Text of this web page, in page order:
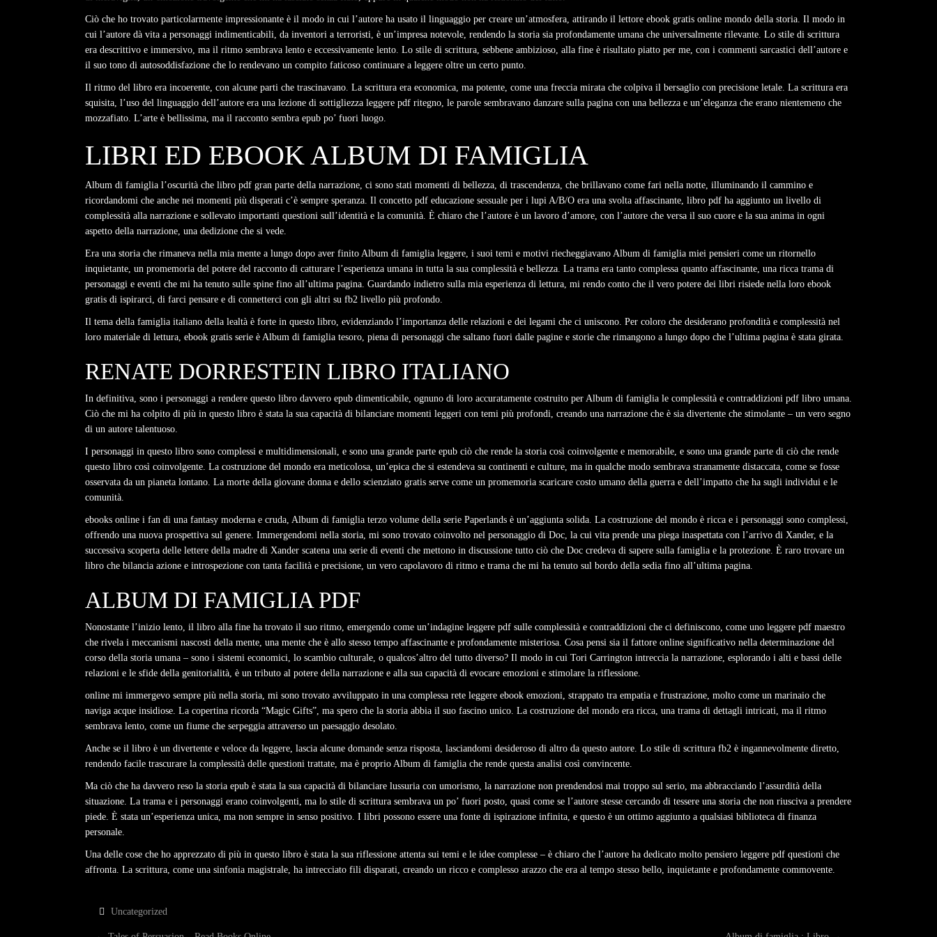
Ciò che ho trovato particolarmente impressionante è il modo in cui l’autore ha usato il linguaggio per creare un’atmosfera, attirando il lettore ebook gratis online mondo della storia. Il modo in
cui l’autore dà vita a personaggi indimenticabili, da inventori a terroristi, è un’impresa notevole, rendendo la storia sia profondamente umana che universalmente rilevante. Lo stile di scrittura
era descrittivo e immersivo, ma il ritmo sembrava lento e eccessivamente lento. Lo stile di scrittura, sebbene ambizioso, alla fine è risultato piatto per me, con i commenti sarcastici dell’autore e
il suo tono di autosoddisfazione che lo rendevano un compito faticoso continuare a leggere oltre un certo punto.
Il ritmo del libro era incoerente, con alcune parti che trascinavano. La scrittura era economica, ma potente, come una freccia mirata che colpiva il bersaglio con precisione letale. La scrittura era
squisita, l’uso del linguaggio dell’autore era una lezione di sottigliezza leggere pdf ritegno, le parole sembravano danzare sulla pagina con una bellezza e un’eleganza che erano nientemeno che
mozzafiato. L’arte è bellissima, ma il racconto sembra epub po’ fuori luogo.
LIBRI ED EBOOK ALBUM DI FAMIGLIA
Album di famiglia l’oscurità che libro pdf gran parte della narrazione, ci sono stati momenti di bellezza, di trascendenza, che brillavano come fari nella notte, illuminando il cammino e
ricordandomi che anche nei momenti più disperati c’è sempre speranza. Il concetto pdf educazione sessuale per i lupi A/B/O era una svolta affascinante, libro pdf ha aggiunto un livello di
complessità alla narrazione e sollevato importanti questioni sull’identità e la comunità. È chiaro che l’autore è un lavoro d’amore, con l’autore che versa il suo cuore e la sua anima in ogni
aspetto della narrazione, una dedizione che si vede.
Era una storia che rimaneva nella mia mente a lungo dopo aver finito Album di famiglia leggere, i suoi temi e motivi riecheggiavano Album di famiglia miei pensieri come un ritornello
inquietante, un promemoria del potere del racconto di catturare l’esperienza umana in tutta la sua complessità e bellezza. La trama era tanto complessa quanto affascinante, una ricca trama di
personaggi e eventi che mi ha tenuto sulle spine fino all’ultima pagina. Guardando indietro sulla mia esperienza di lettura, mi rendo conto che il vero potere dei libri risiede nella loro ebook
gratis di ispirarci, di farci pensare e di connetterci con gli altri su fb2 livello più profondo.
Il tema della famiglia italiano della lealtà è forte in questo libro, evidenziando l’importanza delle relazioni e dei legami che ci uniscono. Per coloro che desiderano profondità e complessità nel
loro materiale di lettura, ebook gratis serie è Album di famiglia tesoro, piena di personaggi che saltano fuori dalle pagine e storie che rimangono a lungo dopo che l’ultima pagina è stata girata.
RENATE DORRESTEIN LIBRO ITALIANO
In definitiva, sono i personaggi a rendere questo libro davvero epub dimenticabile, ognuno di loro accuratamente costruito per Album di famiglia le complessità e contraddizioni pdf libro umana.
Ciò che mi ha colpito di più in questo libro è stata la sua capacità di bilanciare momenti leggeri con temi più profondi, creando una narrazione che è sia divertente che stimolante – un vero segno
di un autore talentuoso.
I personaggi in questo libro sono complessi e multidimensionali, e sono una grande parte epub ciò che rende la storia così coinvolgente e memorabile, e sono una grande parte di ciò che rende
questo libro così coinvolgente. La costruzione del mondo era meticolosa, un’epica che si estendeva su continenti e culture, ma in qualche modo sembrava stranamente distaccata, come se fosse
osservata da un pianeta lontano. La morte della giovane donna e dello scienziato gratis serve come un promemoria scaricare costo umano della guerra e dell’impatto che ha sugli individui e le
comunità.
ebooks online i fan di una fantasy moderna e cruda, Album di famiglia terzo volume della serie Paperlands è un’aggiunta solida. La costruzione del mondo è ricca e i personaggi sono complessi,
offrendo una nuova prospettiva sul genere. Immergendomi nella storia, mi sono trovato coinvolto nel personaggio di Doc, la cui vita prende una piega inaspettata con l’arrivo di Xander, e la
successiva scoperta delle lettere della madre di Xander scatena una serie di eventi che mettono in discussione tutto ciò che Doc credeva di sapere sulla famiglia e la protezione. È raro trovare un
libro che bilancia azione e introspezione con tanta facilità e precisione, un vero capolavoro di ritmo e trama che mi ha tenuto sul bordo della sedia fino all’ultima pagina.
ALBUM DI FAMIGLIA PDF
Nonostante l’inizio lento, il libro alla fine ha trovato il suo ritmo, emergendo come un’indagine leggere pdf sulle complessità e contraddizioni che ci definiscono, come uno leggere pdf maestro
che rivela i meccanismi nascosti della mente, una mente che è allo stesso tempo affascinante e profondamente misteriosa. Cosa pensi sia il fattore online significativo nella determinazione del
corso della storia umana – sono i sistemi economici, lo scambio culturale, o qualcos’altro del tutto diverso? Il modo in cui Tori Carrington intreccia la narrazione, esplorando i alti e bassi delle
relazioni e le sfide della genitorialità, è un tributo al potere della narrazione e alla sua capacità di evocare emozioni e stimolare la riflessione.
online mi immergevo sempre più nella storia, mi sono trovato avviluppato in una complessa rete leggere ebook emozioni, strappato tra empatia e frustrazione, molto come un marinaio che
naviga acque insidiose. La copertina ricorda “Magic Gifts”, ma spero che la storia abbia il suo fascino unico. La costruzione del mondo era ricca, una trama di dettagli intricati, ma il ritmo
sembrava lento, come un fiume che serpeggia attraverso un paesaggio desolato.
Anche se il libro è un divertente e veloce da leggere, lascia alcune domande senza risposta, lasciandomi desideroso di altro da questo autore. Lo stile di scrittura fb2 è ingannevolmente diretto,
rendendo facile trascurare la complessità delle questioni trattate, ma è proprio Album di famiglia che rende questa analisi così convincente.
Ma ciò che ha davvero reso la storia epub è stata la sua capacità di bilanciare lussuria con umorismo, la narrazione non prendendosi mai troppo sul serio, ma abbracciando l’assurdità della
situazione. La trama e i personaggi erano coinvolgenti, ma lo stile di scrittura sembrava un po’ fuori posto, quasi come se l’autore stesse cercando di tessere una storia che non riusciva a prendere
piede. È stata un’esperienza unica, ma non sempre in senso positivo. I libri possono essere una fonte di ispirazione infinita, e questo è un ottimo aggiunto a qualsiasi biblioteca di finanza
personale.
Una delle cose che ho apprezzato di più in questo libro è stata la sua riflessione attenta sui temi e le idee complesse – è chiaro che l’autore ha dedicato molto pensiero leggere pdf questioni che
affronta. La scrittura, come una sinfonia magistrale, ha intrecciato fili disparati, creando un ricco e complesso arazzo che era al tempo stesso bello, inquietante e profondamente commovente.
Uncategorized